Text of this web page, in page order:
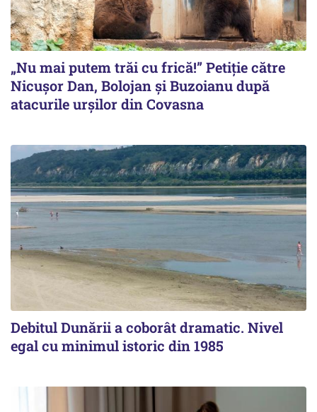
„Nu mai putem trăi cu frică!” Petiție către
Nicușor Dan, Bolojan și Buzoianu după
atacurile urșilor din Covasna
Debitul Dunării a coborât dramatic. Nivel
egal cu minimul istoric din 1985